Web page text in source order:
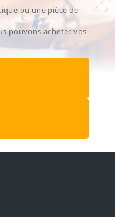
ou une pièce de
pouvons acheter vos